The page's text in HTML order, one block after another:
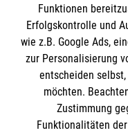
Impressum
Datenschutz
Barrierefreiheit
Kontakt
Die Malteser
Malteser in
Malteserorden
Spendenkonto
Funktionen
Erfolgskontrolle und
wie z.B. Google Ads,
zur Personalisierung
entscheiden
möchten.
Zustimmung
Funktionalitäten